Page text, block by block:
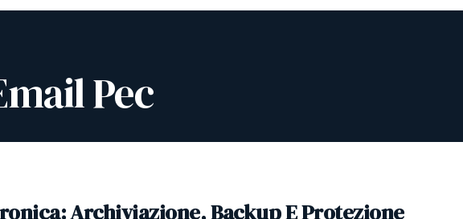
Pec
Archiviazione, Backup E Protezione